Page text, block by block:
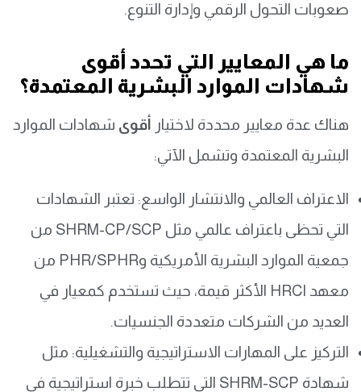
صعوبات التحول الرقمي وإدارة التنوع.
ما هي المعايير التي تحدد أقوى
شهادات الموارد البشرية المعتمدة؟
هناك عدة معايير محددة لاختيار أقوى شهادات الموارد
البشرية المعتمدة وتشمل الآتي:
الاعتراف العالمي والانتشار الواسع: تعتبر الشهادات
التي تحظى باعتراف عالمي مثل SHRM-CP/SCP من
جمعية الموارد البشرية الأمريكية وPHR/SPHR من
معهد HRCI الأكثر قيمة، حيث تستخدم كمعيار في
العديد من الشركات متعددة الجنسيات.
التركيز على المهارات الاستراتيجية والتشغيلية: مثل
شهادة SHRM-SCP التي تتطلب خبرة استراتيجية في